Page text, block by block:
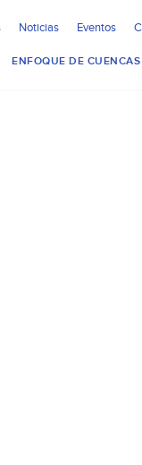
Noticias Eventos
ENFOQUE DE CUENCAS